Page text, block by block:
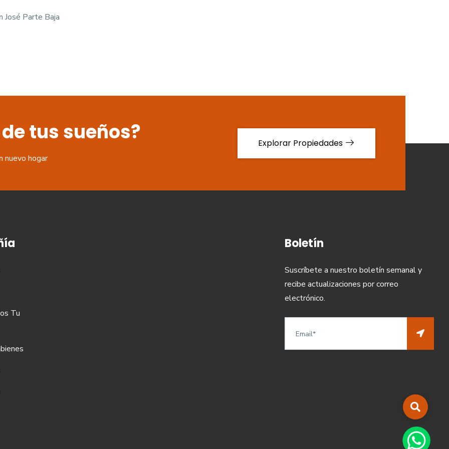
José Parte Baja
tus sueños?
nuevo hogar
Explorar Propiedades
Tu
Boletín
Suscríbete a nuestro boletín semanal y
recibe actualizaciones por correo
electrónico.